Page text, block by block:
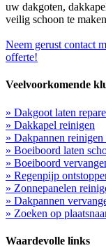
uw dakgoten,
veilig schoon te
Neem gerust contact
offerte!
Veelvoorkomende
» Dakgoot laten
» Dakkapel reinigen
» Dakpannen reinigen
» Boeiboord laten
» Boeiboord
» Regenpijp
» Zonnepanelen
» Dakpannen
» Zoeken op
Waardevolle links